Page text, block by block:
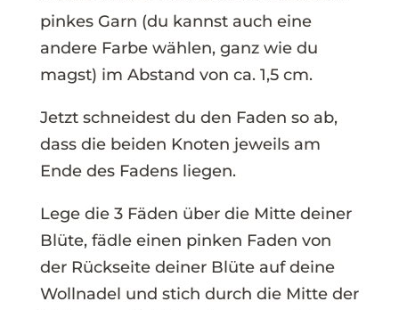
pinkes Garn (du kannst auch eine
andere Farbe wählen, ganz wie du
magst) im Abstand von ca. 1,5 cm.
Jetzt schneidest du den Faden so ab,
dass die beiden Knoten jeweils am
Ende des Fadens liegen.
Lege die 3 Fäden über die Mitte deiner
Blüte, fädle einen pinken Faden von
der Rückseite deiner Blüte auf deine
Wollnadel und stich durch die Mitte der